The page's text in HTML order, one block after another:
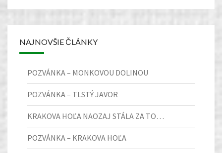
NAJNOVŠIE ČLÁNKY
POZVÁNKA – MONKOVOU DOLINOU
POZVÁNKA – TLSTÝ JAVOR
KRAKOVA HOĽA NAOZAJ STÁLA ZA TO…
POZVÁNKA – KRAKOVA HOĽA